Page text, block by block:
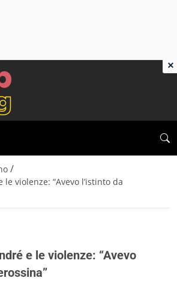
/
le violenze: “Avevo l’istinto da
e le violenze: “Avevo
×